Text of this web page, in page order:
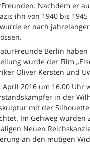
Nachdem er
ihn von 1940 bis
er nach
Berlin
wurde der Film
Oliver Kersten und
April 2016 um 16.00
in der
mit der
Im Gehweg wurden
Neuen
an den mutigen